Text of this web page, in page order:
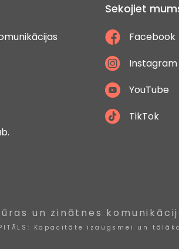
Sekojiet
Facebook
Instagram
YouTube
TikTok
un zinātnes
Kapacitāte izaugsmei un